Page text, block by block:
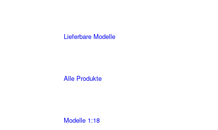
Lieferbare Modelle
Alle Produkte
Modelle 1:18